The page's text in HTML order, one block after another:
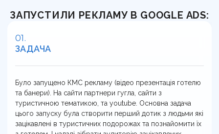
ЗАПУСТИЛИ РЕКЛАМУ В GOOGLE ADS:
ЗАДАЧА
Було запущено КМС рекламу (відео презентація готелю
та банери). На сайти партнери гугла, сайти з
туристичною тематикою, та youtube. Основна задача
цього запуску була створити перший дотик з людьми які
зацікавлені в туристичних подорожах та познайомити їх